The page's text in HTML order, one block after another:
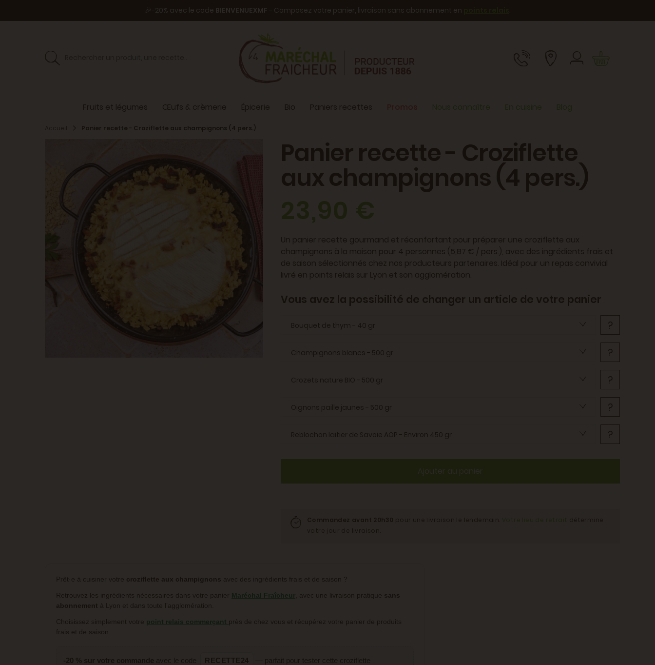
🎉-20% avec le code BIENVENUEXMF - Composez votre panier, livraison sans abonnement en .
Fruits et légumes Œufs & crèmerie Épicerie Bio Paniers recettes Nous connaître En cuisine Blog
Panier recette - Croziflette aux champignons (4 pers.)
Panier recette - Croziflette
aux champignons (4 pers.)
23,90 €
Un panier recette gourmand et réconfortant pour préparer une croziflette aux
champignons à la maison pour 4 personnes (5,87 € / pers.), avec des ingrédients frais et
de saison sélectionnés chez nos producteurs partenaires. Idéal pour un repas convivial
livré en points relais sur Lyon et son agglomération.
Vous avez la possibilité de changer un article de votre panier
Bouquet de thym - 40 gr ?
Champignons blancs - 500 gr ?
Crozets nature BIO - 500 gr ?
Oignons paille jaunes - 500 gr ?
Reblochon laitier de Savoie AOP - Environ 450 gr ?
Ajouter au panier
Prêt·e à cuisiner votre croziflette aux champignons avec des ingrédients frais et de saison ?
Retrouvez les ingrédients nécessaires dans votre panier Maréchal Fraîcheur , avec une livraison pratique sans
abonnement à Lyon et dans toute l’agglomération.
Choisissez simplement votre point relais commerçant près de chez vous et récupérez votre panier de produits
frais et de saison.
-20 % sur votre commande avec le code RECETTE24
— parfait pour tester cette croziflette